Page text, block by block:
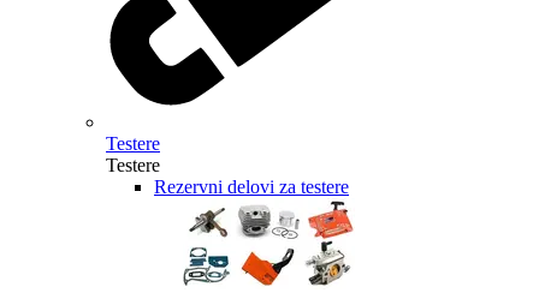
Testere
Testere
Rezervni delovi za testere